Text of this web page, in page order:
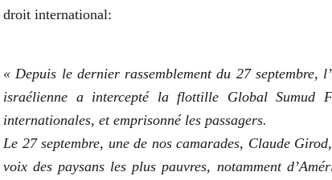
droit international:
« Depuis le dernier rassemblement du 27 septembre,
israélienne a intercepté la flottille Global Sumud
internationales, et emprisonné les passagers.
Le 27 septembre, une de nos camarades, Claude
voix des paysans les plus pauvres, notamment